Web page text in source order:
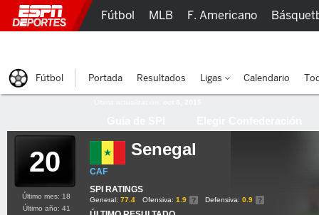
20 Senegal
CAF
SPI RATINGS
General: 77.4 Ofensiva: 1.9 Defensiva: 0.9
Último mes: 18
Último año: 41
Fútbol MLB F. Americano
Fútbol Portada Resultados Ligas Calendario